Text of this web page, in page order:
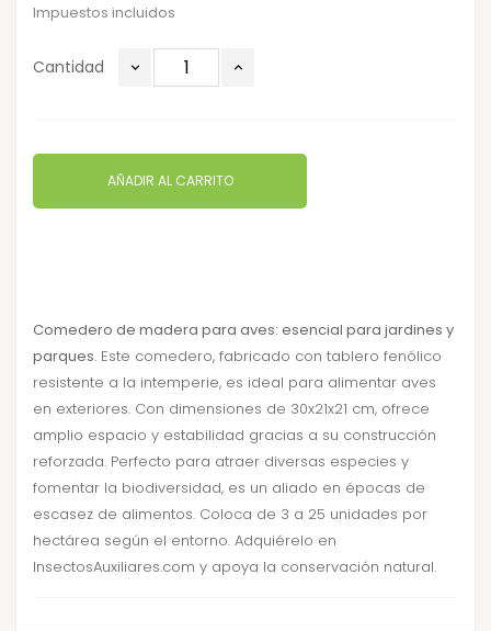
Impuestos incluidos
Cantidad
AÑADIR AL CARRITO
Comedero de madera para aves: esencial para jardines y
parques. Este comedero, fabricado con tablero fenólico
resistente a la intemperie, es ideal para alimentar aves
en exteriores. Con dimensiones de 30x21x21 cm, ofrece
amplio espacio y estabilidad gracias a su construcción
reforzada. Perfecto para atraer diversas especies y
fomentar la biodiversidad, es un aliado en épocas de
escasez de alimentos. Coloca de 3 a 25 unidades por
hectárea según el entorno. Adquiérelo en
InsectosAuxiliares.com y apoya la conservación natural.